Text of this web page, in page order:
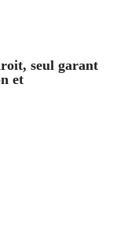
seul garant
et